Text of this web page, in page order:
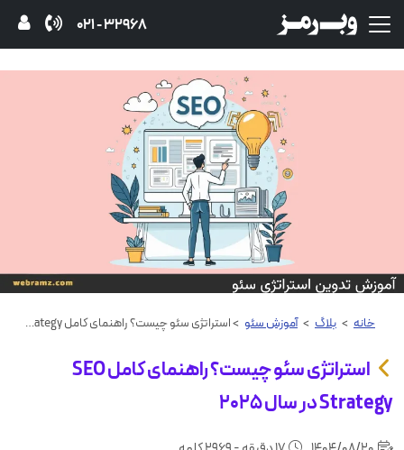
32968 - 021
خانه > بلاگ > آموزش‌ سئو > استراتژی سئو چیست؟ راهنمای کامل SEO Strategy در سال 2025
استراتژی سئو چیست؟ راهنمای کامل SEO
Strategy در سال 2025